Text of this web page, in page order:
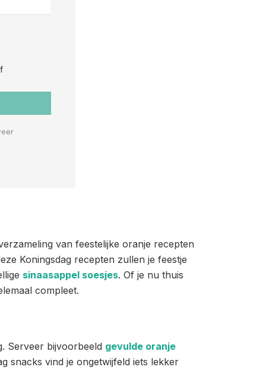
van feestelijke oranje recepten
Koningsdag recepten zullen je feestje
sinaasappel soesjes. Of je nu thuis
compleet.
Serveer bijvoorbeeld gevulde oranje
snacks vind je ongetwijfeld iets lekker